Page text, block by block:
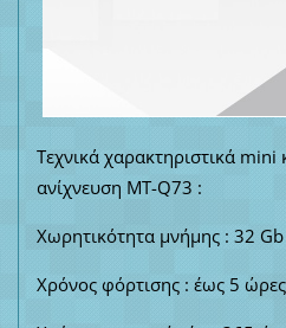
Τεχνικά χαρακτηριστικά
ανίχνευση MT-Q73 :
Χωρητικότητα μνήμης : 32 Gb
Χρόνος φόρτισης : έως 5 ώρες